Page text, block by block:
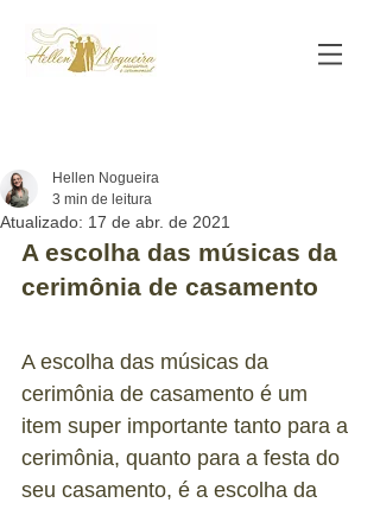
Hellen Nogueira
3 min de leitura
Atualizado: 17 de abr. de 2021
A escolha das músicas da
cerimônia de casamento
A escolha das músicas da
cerimônia de casamento é um
item super importante tanto para a
cerimônia, quanto para a festa do
seu casamento, é a escolha da